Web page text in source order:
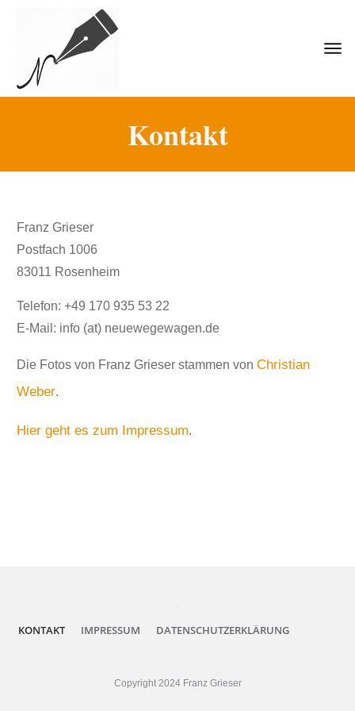
Kontakt
Franz Grieser
Postfach 1006
83011 Rosenheim
Telefon: +49 170 935 53 22
E-Mail: info (at) neuewegewagen.de
Die Fotos von Franz Grieser stammen von Christian
Weber.
Hier geht es zum Impressum.
KONTAKT IMPRESSUM DATENSCHUTZERKLÄRUNG
Copyright 2024 Franz Grieser